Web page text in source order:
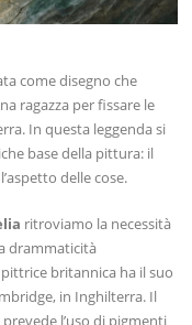
come disegno che
ragazza per fissare le
In questa leggenda si
base della pittura: il
delle cose.
ritroviamo la necessità
drammaticità
britannica ha il suo
in Inghilterra. Il
l’uso di pigmenti